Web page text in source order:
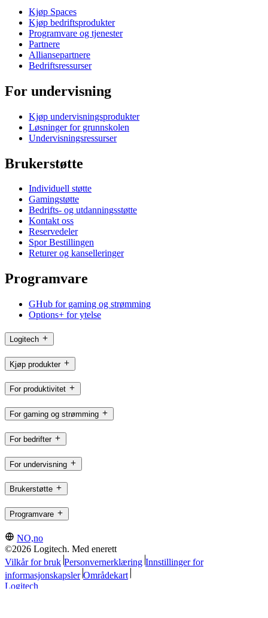
Kjøp Spaces
Kjøp bedriftsprodukter
Programvare og tjenester
Partnere
Alliansepartnere
Bedriftsressurser
For undervisning
Kjøp undervisningsprodukter
Løsninger for grunnskolen
Undervisningsressurser
Brukerstøtte
Individuell støtte
Gamingstøtte
Bedrifts- og utdanningsstøtte
Kontakt oss
Reservedeler
Spor Bestillingen
Returer og kanselleringer
Programvare
GHub for gaming og strømming
Options+ for ytelse
Logitech
Kjøp produkter
For produktivitet
For gaming og strømming
For bedrifter
For undervisning
Brukerstøtte
Programvare
NO,no
©2026 Logitech. Med enerett
Vilkår for bruk Personvernerklæring Innstillinger for
informasjonskapsler Områdekart
Logitech